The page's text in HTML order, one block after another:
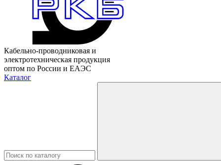
Кабельно-проводниковая и
электротехническая продукция
оптом по России и ЕАЭС
Каталог